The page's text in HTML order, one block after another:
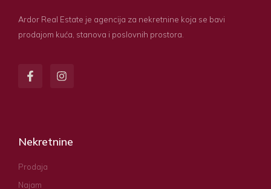
Ardor Real Estate je agencija za nekretnine koja se bavi
prodajom kuća, stanova i poslovnih prostora.
Nekretnine
Prodaja
Najam